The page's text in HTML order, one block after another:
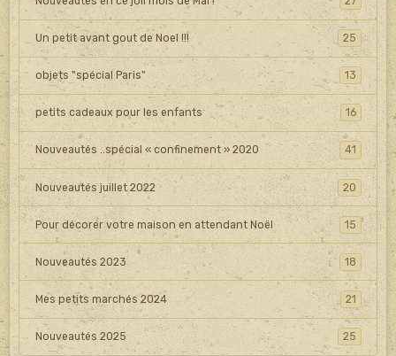
Un petit avant gout de Noel !!! 25
objets "spécial Paris" 13
petits cadeaux pour les enfants 16
Nouveautés ..spécial « confinement » 2020 41
Nouveautés juillet 2022 20
Pour décorer votre maison en attendant Noël 15
Nouveautés 2023 18
Mes petits marchés 2024 21
Nouveautés 2025 25